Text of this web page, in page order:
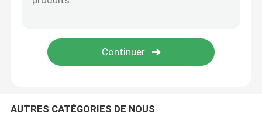
machine de cisaillement hydraulique
Grenailleuse
AUTRES CATÉGORIES DE NOUS